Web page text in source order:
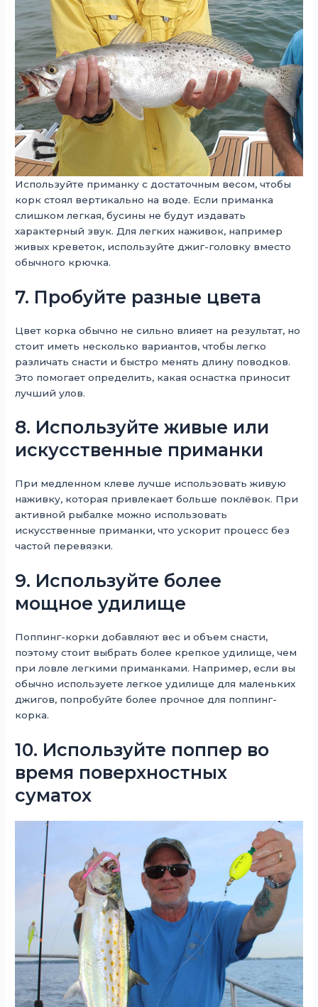
Используйте приманку с достаточным весом, чтобы
корк стоял вертикально на воде. Если приманка
слишком легкая, бусины не будут издавать
характерный звук. Для легких наживок, например
живых креветок, используйте джиг-головку вместо
обычного крючка.
7. Пробуйте разные цвета
Цвет корка обычно не сильно влияет на результат, но
стоит иметь несколько вариантов, чтобы легко
различать снасти и быстро менять длину поводков.
Это помогает определить, какая оснастка приносит
лучший улов.
8. Используйте живые или
искусственные приманки
При медленном клеве лучше использовать живую
наживку, которая привлекает больше поклёвок. При
активной рыбалке можно использовать
искусственные приманки, что ускорит процесс без
частой перевязки.
9. Используйте более
мощное удилище
Поппинг-корки добавляют вес и объем снасти,
поэтому стоит выбрать более крепкое удилище, чем
при ловле легкими приманками. Например, если вы
обычно используете легкое удилище для маленьких
джигов, попробуйте более прочное для поппинг-
корка.
10. Используйте поппер во
время поверхностных
суматох